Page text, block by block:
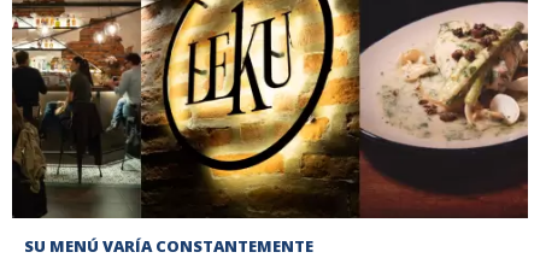
SU MENÚ VARÍA CONSTANTEMENTE